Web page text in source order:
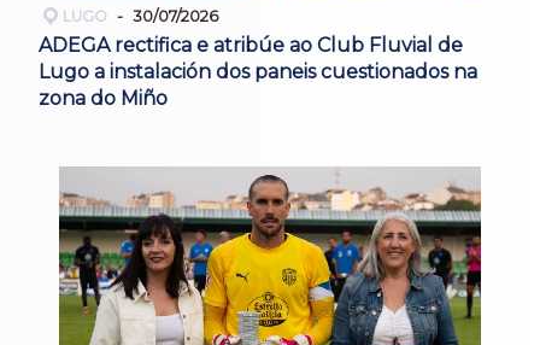
LUGO 30/07/2026
ADEGA rectifica e atribúe ao Club Fluvial de
Lugo a instalación dos paneis cuestionados na
zona do Miño